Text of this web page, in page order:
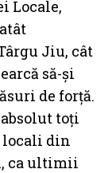
Locale,
Jiu, cât
să-și
de forță.
toți
locali din
ca ultimii